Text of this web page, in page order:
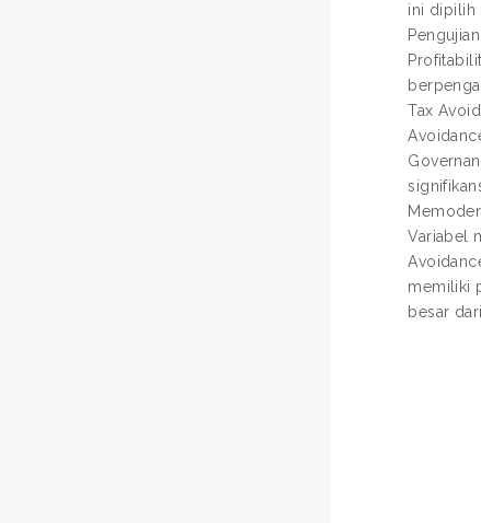
ini dipilih
Tax
Variabel
memiliki
besar